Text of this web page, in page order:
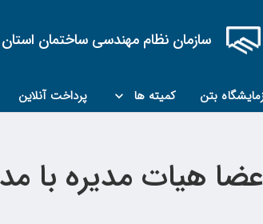
سازمان نظام مهندسی ساختمان
بتن کمیته ها پرداخت آنلاین
هیات مدیره با